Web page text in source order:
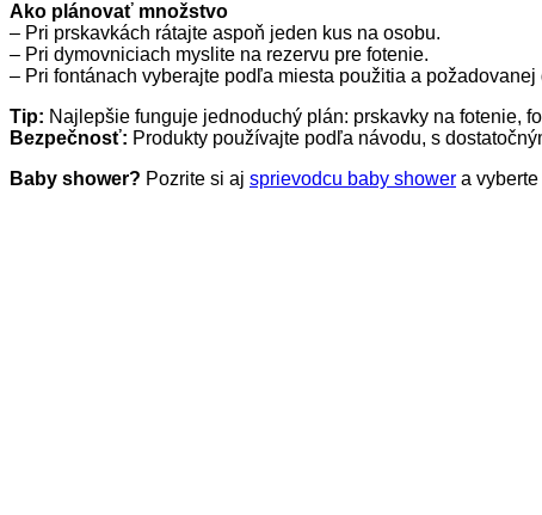
Ako plánovať množstvo
– Pri prskavkách rátajte aspoň jeden kus na osobu.
– Pri dymovniciach myslite na rezervu pre fotenie.
– Pri fontánach vyberajte podľa miesta použitia a požadovanej
Tip: Najlepšie funguje jednoduchý plán: prskavky na fotenie,
Bezpečnosť: Produkty používajte podľa návodu, s
Baby shower? Pozrite si aj sprievodcu baby shower a